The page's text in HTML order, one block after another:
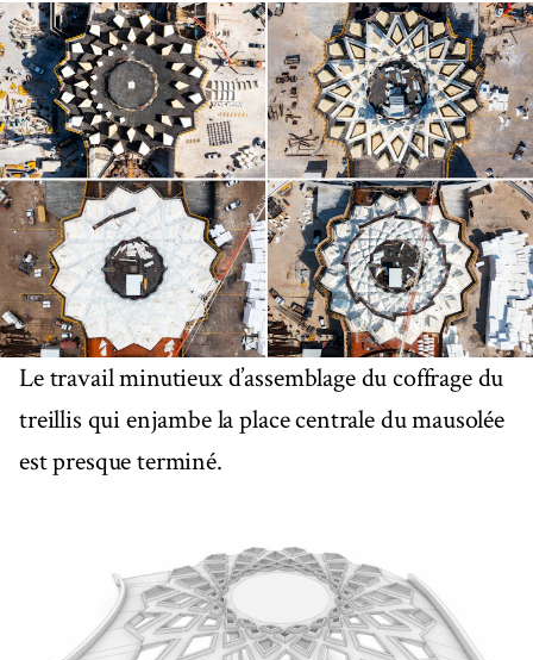
Le travail minutieux d’assemblage du coffrage du
treillis qui enjambe la place centrale du mausolée
est presque terminé.